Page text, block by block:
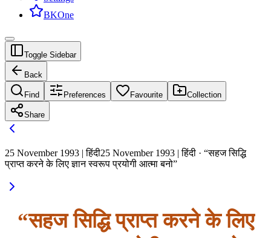
BKOne
Toggle Sidebar
Back
Find Preferences Favourite Collection
Share
25 November 1993 | हिंदी25 November 1993 | हिंदी · “सहज सिद्धि
प्राप्त करने के लिए ज्ञान स्वरूप प्रयोगी आत्मा बनो”
“सहज सिद्धि प्राप्त करने के लिए